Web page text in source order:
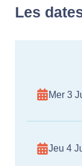
Les
Mer 3
Jeu 4